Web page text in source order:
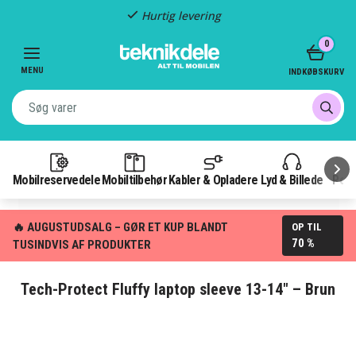
Hurtig levering
MENU
Mobilreservedele Mobiltilbehør Kabler & Opladere Lyd & Billede
0
INDKØBSKURV
🔥 AUGUSTUDSALG – GØR ET KUP BLANDT
TUSINDVIS AF PRODUKTER
OP TIL
70 %
Tech-Protect Fluffy laptop sleeve 13-14" – Brun